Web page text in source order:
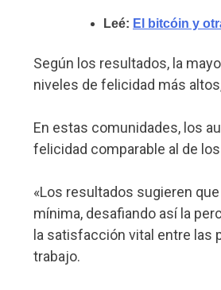
Leé: El bitcóin y
Según los resultados, la
niveles de felicidad más
En estas comunidades, los
felicidad comparable al de
«Los resultados sugieren
mínima, desafiando así la
la satisfacción vital entre las
trabajo.